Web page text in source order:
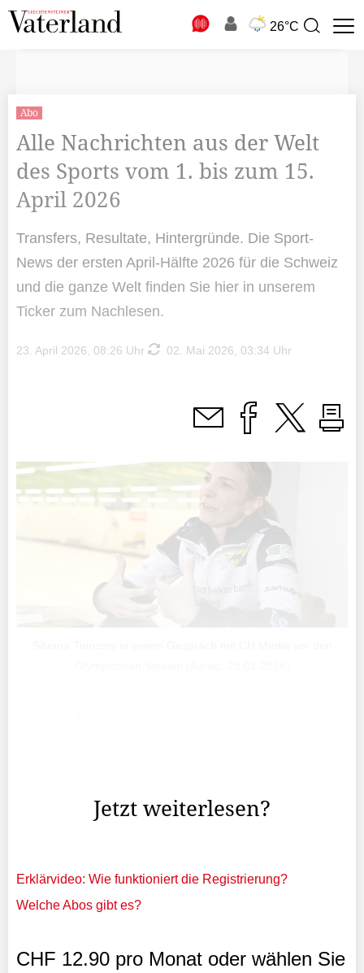
26°C
Suchbegriff
Abo
Alle Nachrichten aus der Welt
des Sports vom 1. bis zum 15.
April 2026
Transfers, Resultate, Hintergründe. Die Sport-
News der ersten April-Hälfte 2026 für die Schweiz
und die ganze Welt finden Sie hier in unserem
Ticker zum Nachlesen.
23. April 2026, 08:26 Uhr 02. Mai 2026, 03:34 Uhr
Jetzt weiterlesen?
Erklärvideo: Wie funktioniert die Registrierung?
Welche Abos gibt es?
CHF 12.90 pro Monat oder wählen Sie